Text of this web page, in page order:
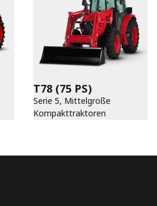
T78 (75 PS)
Serie 5, Mittelgroße
Kompakttraktoren